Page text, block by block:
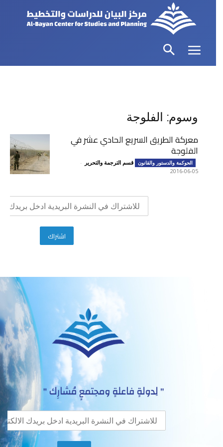
وسوم: الفلوجة
معركة الطريق السريع الحادي عشر في
الفلوجة
الحوكمة والدستور والقانون قسم الترجمة والتحرير -
2016-06-05